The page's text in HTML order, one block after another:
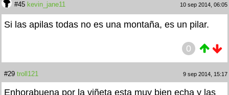
#45 kevin_jane11 10 sep 2014, 06:05
Si las apilas todas no es una montaña, es un pilar.
0
#29 troll121 9 sep 2014, 15:17
Enhorabuena por la viñeta esta muy bien echa y las